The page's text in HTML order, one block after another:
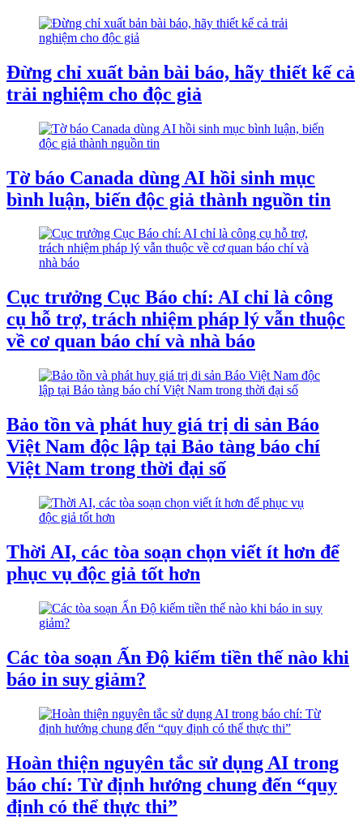
Đừng chỉ xuất bản bài báo, hãy thiết kế cả
trải nghiệm cho độc giả
Tờ báo Canada dùng AI hồi sinh mục
bình luận, biến độc giả thành nguồn tin
Cục trưởng Cục Báo chí: AI chỉ là công
cụ hỗ trợ, trách nhiệm pháp lý vẫn thuộc
về cơ quan báo chí và nhà báo
Bảo tồn và phát huy giá trị di sản Báo
Việt Nam độc lập tại Bảo tàng báo chí
Việt Nam trong thời đại số
Thời AI, các tòa soạn chọn viết ít hơn để
phục vụ độc giả tốt hơn
Các tòa soạn Ấn Độ kiếm tiền thế nào khi
báo in suy giảm?
Hoàn thiện nguyên tắc sử dụng AI trong
báo chí: Từ định hướng chung đến “quy
định có thể thực thi”